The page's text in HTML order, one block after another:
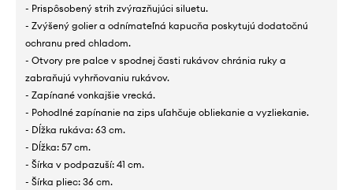
- Prispôsobený strih zvýrazňujúci siluetu.
- Zvýšený golier a odnímateľná kapucňa poskytujú dodatočnú
ochranu pred chladom.
- Otvory pre palce v spodnej časti rukávov chránia ruky a
zabraňujú vyhrňovaniu rukávov.
- Zapínané vonkajšie vrecká.
- Pohodlné zapínanie na zips uľahčuje obliekanie a vyzliekanie.
- Dĺžka rukáva: 63 cm.
- Dĺžka: 57 cm.
- Šírka v podpazuší: 41 cm.
- Šírka pliec: 36 cm.